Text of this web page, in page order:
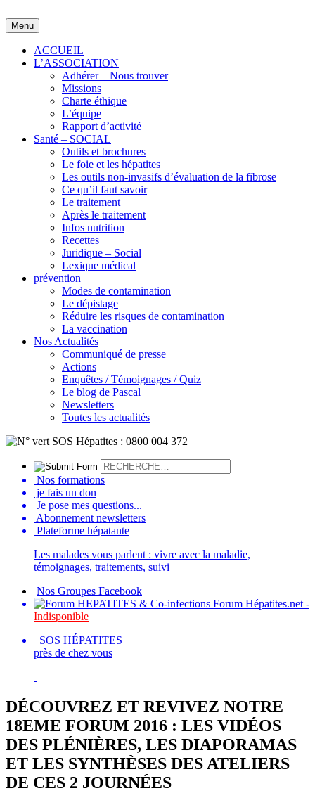
to
content
Menu
ACCUEIL
L’ASSOCIATION
Adhérer – Nous trouver
Missions
Charte éthique
L’équipe
Rapport d’activité
Santé – SOCIAL
Outils et brochures
Le foie et les hépatites
Les outils non-invasifs d’évaluation de la fibrose
Ce qu’il faut savoir
Le traitement
Après le traitement
Infos nutrition
Recettes
Juridique – Social
Lexique médical
prévention
Modes de contamination
Le dépistage
Réduire les risques de contamination
La vaccination
Nos Actualités
Communiqué de presse
Actions
Enquêtes / Témoignages / Quiz
Le blog de Pascal
Newsletters
Toutes les actualités
Nos formations
je fais un don
Je pose mes questions...
Abonnement newsletters
Plateforme hépatante
Les malades vous parlent : vivre avec la maladie,
témoignages, traitements, suivi
Nos Groupes Facebook
Forum Hépatites.net -
Indisponible
SOS HÉPATITES
près de chez vous
DÉCOUVREZ ET REVIVEZ NOTRE
18EME FORUM 2016 : LES VIDÉOS
DES PLÉNIÈRES, LES DIAPORAMAS
ET LES SYNTHÈSES DES ATELIERS
DE CES 2 JOURNÉES